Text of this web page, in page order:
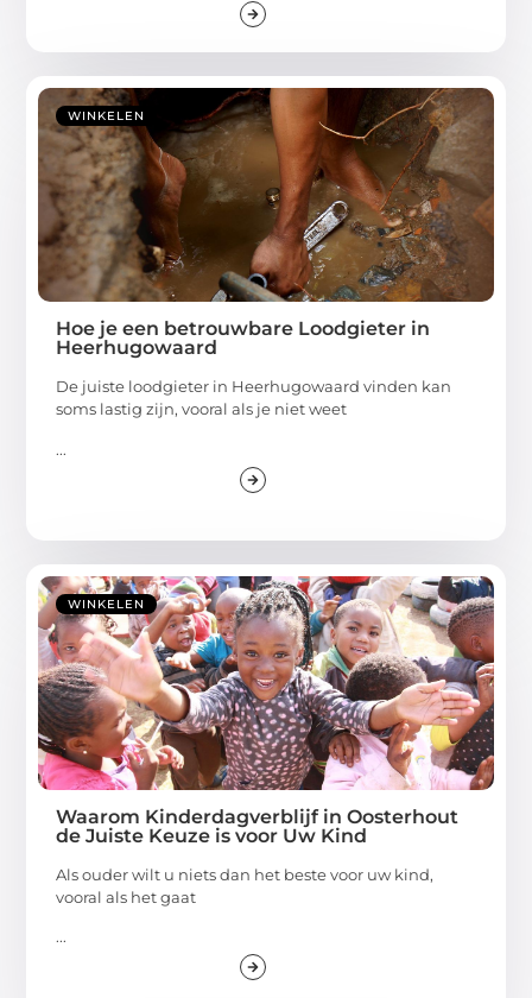
WINKELEN
Hoe je een betrouwbare Loodgieter in
Heerhugowaard
De juiste loodgieter in Heerhugowaard vinden kan
soms lastig zijn, vooral als je niet weet
...
WINKELEN
Waarom Kinderdagverblijf in Oosterhout
de Juiste Keuze is voor Uw Kind
Als ouder wilt u niets dan het beste voor uw kind,
vooral als het gaat
...